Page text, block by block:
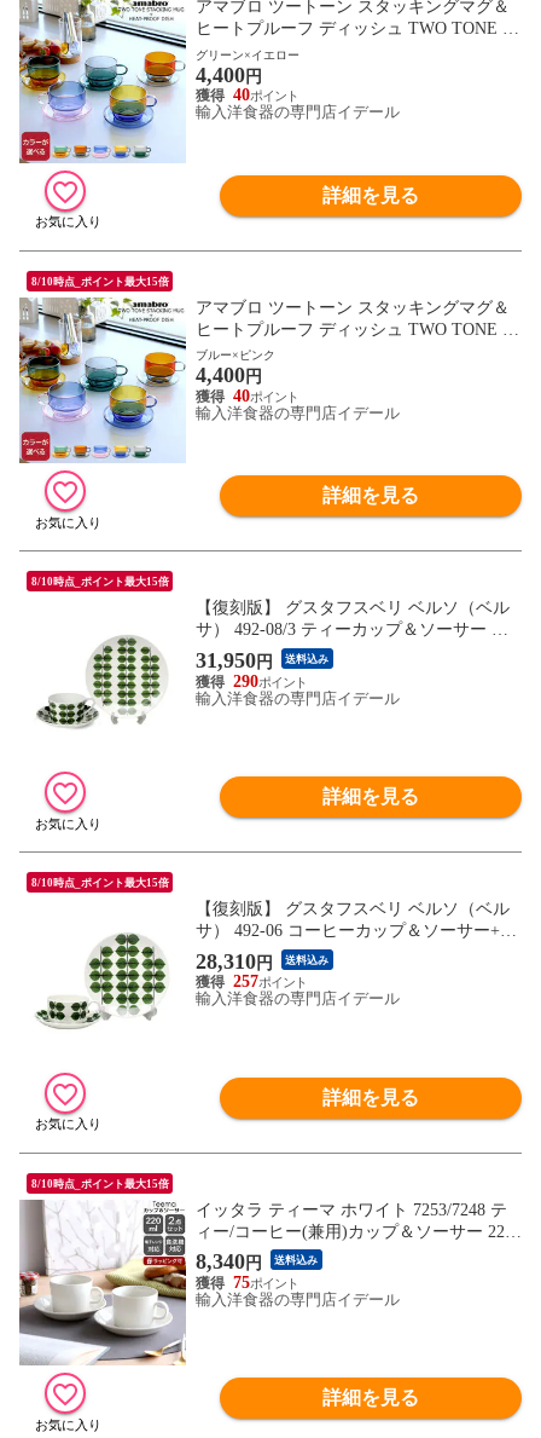
アマブロ ツートーン スタッキングマグ＆
ヒートプルーフ ディッシュ TWO TONE ST
ACKING MUG HEAT-PROOF DISH amabro
カップ＆ソーサー マグカップ プレート ギ
フト 結婚祝い プレゼント 贈り物 【食器
カトラリー】【ギフト】
グリーン×イエロー
4,400円
40
輸入洋食器の専門店イデール
詳細を見る
8/10時点_ポイント最大15倍
アマブロ ツートーン スタッキングマグ＆
ヒートプルーフ ディッシュ TWO TONE ST
ACKING MUG HEAT-PROOF DISH amabro
カップ＆ソーサー マグカップ プレート ギ
フト 結婚祝い プレゼント 贈り物 【食器
カトラリー】【ギフト】
ブルー×ピンク
4,400円
40
輸入洋食器の専門店イデール
詳細を見る
8/10時点_ポイント最大15倍
【復刻版】 グスタフスベリ ベルソ（ベル
サ） 492-08/3 ティーカップ＆ソーサー ス
トレート+492-03 プレート 18cm GUSTAVS
BERG Bersa 【食器 カトラリー】
31,950円 送料込み
290
輸入洋食器の専門店イデール
詳細を見る
8/10時点_ポイント最大15倍
【復刻版】 グスタフスベリ ベルソ（ベル
サ） 492-06 コーヒーカップ＆ソーサー+49
2-02 プレート 22cm GUSTAVSBERG Bersa
【食器 カトラリー】
28,310円 送料込み
257
輸入洋食器の専門店イデール
詳細を見る
8/10時点_ポイント最大15倍
イッタラ ティーマ ホワイト 7253/7248 テ
ィー/コーヒー(兼用)カップ＆ソーサー 220
ml ペア 耐熱 電子レンジ対応 ギフト 結婚
祝い プレゼント 贈り物 ギフトセット 食器
セット 【iittala イッタラ】【食器 カトラリ
8,340円 送料込み
75
輸入洋食器の専門店イデール
詳細を見る